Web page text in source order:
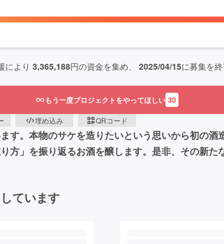
により 3,365,188円の資金を集め、 2025/04/15に募集を
もう一度プロジェクトをやってほしい 30
埋め込み QRコード
す。本物のサケを造りたいという思いから初の
」を振り返るお酒を醸します。是非、その新た
ています